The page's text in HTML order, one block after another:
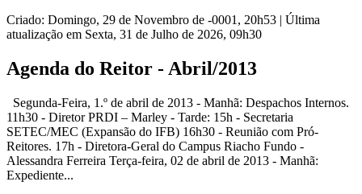
Criado: Domingo, 29 de Novembro de -0001, 20h53 | Última
atualização em Sexta, 31 de Julho de 2026, 09h30
Agenda do Reitor - Abril/2013
Segunda-Feira, 1.º de abril de 2013 - Manhã: Despachos Internos.
11h30 - Diretor PRDI – Marley - Tarde: 15h - Secretaria
SETEC/MEC (Expansão do IFB) 16h30 - Reunião com Pró-
Reitores. 17h - Diretora-Geral do Campus Riacho Fundo -
Alessandra Ferreira Terça-feira, 02 de abril de 2013 - Manhã:
Expediente...